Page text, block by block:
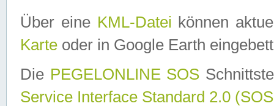
Über eine KML-Datei können
Karte oder in Google Earth
Die PEGELONLINE SOS
Service Interface Standard 2.0